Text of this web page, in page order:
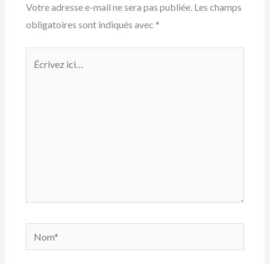
Votre adresse e-mail ne sera pas publiée. Les champs
obligatoires sont indiqués avec *